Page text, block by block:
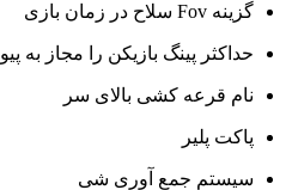
گزینه Fov سلاح در زمان بازی
حداکثر پینگ بازیکن را مجاز به
نام قرعه کشی بالای سر
پاکت پلیر
سیستم جمع آوری شی